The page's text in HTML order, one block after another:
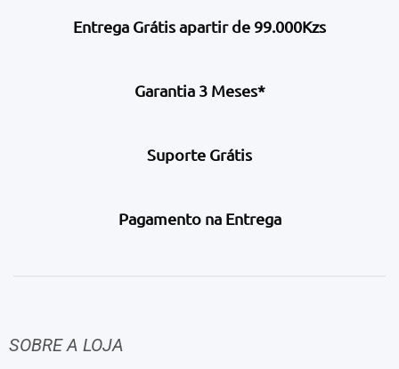
Entrega Grátis apartir de 99.000Kzs
Garantia 3 Meses*
Suporte Grátis
Pagamento na Entrega
SOBRE A LOJA